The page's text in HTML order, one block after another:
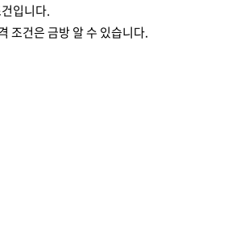
입니다.
조건은 금방 알 수 있습니다.